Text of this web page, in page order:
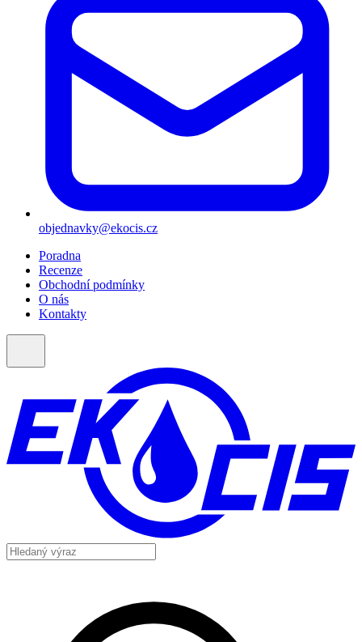
objednavky@ekocis.cz
Poradna
Recenze
Obchodní podmínky
O nás
Kontakty